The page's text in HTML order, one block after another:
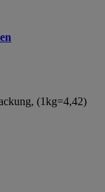
(1kg=4,42)